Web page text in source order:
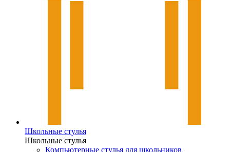
Школьные стулья
Школьные стулья
Компьютерные стулья для школьников